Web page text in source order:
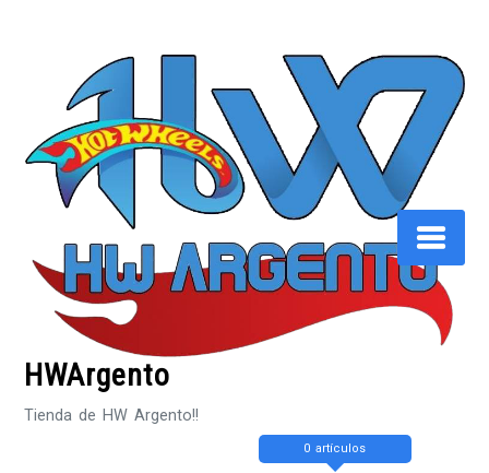
HWArgento
Tienda de HW Argento!!
0 artículos